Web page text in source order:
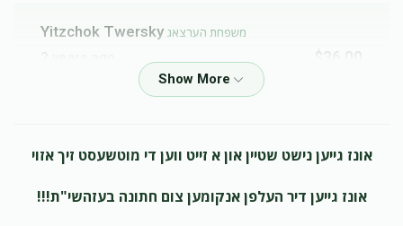
Yitzchok Twersky משפחת הערצאג
$36.00
2 years ago
$150.00
אונז גייען נישט שטיין און א זייט ווען די מוטשעסט זיך אזוי
אונז גייען דיר העלפן אנקומען צום חתונה בעזהשי"ת!!!